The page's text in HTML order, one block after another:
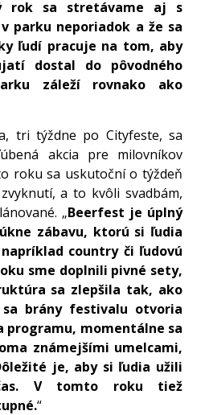
rok sa stretávame aj s
parku neporiadok a že sa
ľudí pracuje na tom, aby
dostal do pôvodného
záleží rovnako ako
tri týždne po Cityfeste, sa
akcia pre milovníkov
roku sa uskutoční o týždeň
a to kvôli svadbám,
„Beerfest je úplný
zábavu, ktorú si ľudia
country či ľudovú
sme doplnili pivné sety,
sa zlepšila tak, ako
brány festivalu otvoria
programu, momentálne sa
známejšími umelcami,
je, aby si ľudia užili
V tomto roku tiež
“